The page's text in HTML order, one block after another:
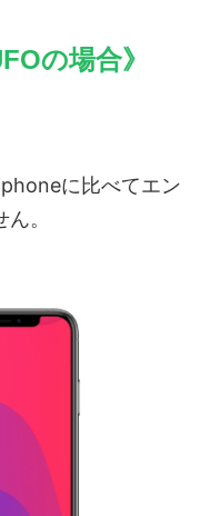
の場合》
に比べてエン
。